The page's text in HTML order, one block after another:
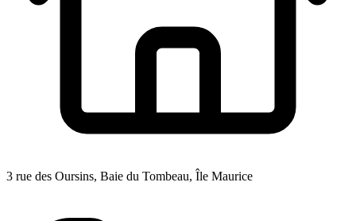
3 rue des Oursins, Baie du Tombeau, Île Maurice